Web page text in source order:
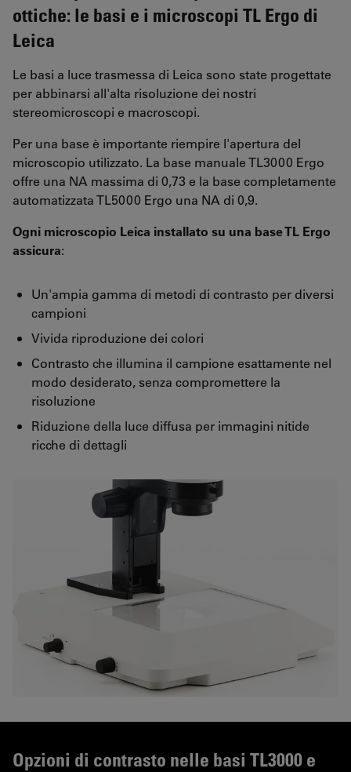
ottiche: le basi e i microscopi TL Ergo di
Leica
Le basi a luce trasmessa di Leica sono state progettate
per abbinarsi all'alta risoluzione dei nostri
stereomicroscopi e macroscopi.
Per una base è importante riempire l'apertura del
microscopio utilizzato. La base manuale TL3000 Ergo
offre una NA massima di 0,73 e la base completamente
automatizzata TL5000 Ergo una NA di 0,9.
Ogni microscopio Leica installato su una base TL Ergo
assicura:
Un'ampia gamma di metodi di contrasto per diversi
campioni
Vivida riproduzione dei colori
Contrasto che illumina il campione esattamente nel
modo desiderato, senza compromettere la
risoluzione
Riduzione della luce diffusa per immagini nitide
ricche di dettagli
Opzioni di contrasto nelle basi TL3000 e